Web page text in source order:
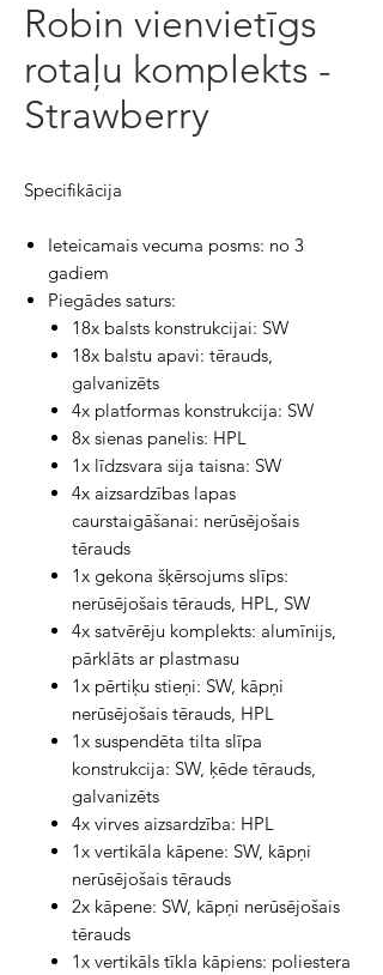
Robin vienvietīgs
rotaļu komplekts -
Strawberry
Specifikācija
Ieteicamais vecuma posms: no 3
gadiem
Piegādes saturs:
18x balsts konstrukcijai: SW
18x balstu apavi: tērauds,
galvanizēts
4x platformas konstrukcija: SW
8x sienas panelis: HPL
1x līdzsvara sija taisna: SW
4x aizsardzības lapas
caurstaigāšanai: nerūsējošais
tērauds
1x gekona šķērsojums slīps:
nerūsējošais tērauds, HPL, SW
4x satvērēju komplekts: alumīnijs,
pārklāts ar plastmasu
1x pērtiķu stieņi: SW, kāpņi
nerūsējošais tērauds, HPL
1x suspendēta tilta slīpa
konstrukcija: SW, ķēde tērauds,
galvanizēts
4x virves aizsardzība: HPL
1x vertikāla kāpene: SW, kāpņi
nerūsējošais tērauds
2x kāpene: SW, kāpņi nerūsējošais
tērauds
1x vertikāls tīkla kāpiens: poliestera